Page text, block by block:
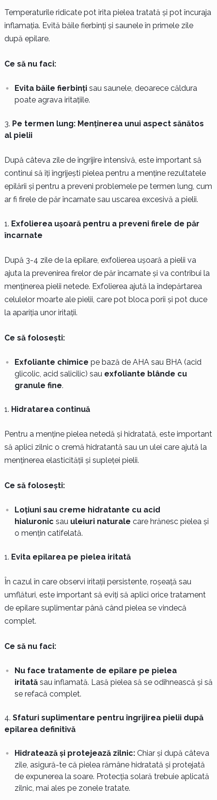
Temperaturile ridicate pot irita pielea tratată și pot încuraja
inflamația. Evită băile fierbinți și saunele în primele zile
după epilare.
Ce să nu faci:
Evita băile fierbințisau saunele, deoarece căldura
poate agrava iritațiile.
Pe termen lung: Menținerea unui aspect sănătos
al pielii
După câteva zile de îngrijire intensivă, este important să
continui să îți îngrijești pielea pentru a menține rezultatele
epilării și pentru a preveni problemele pe termen lung, cum
ar fi firele de păr încarnate sau uscarea excesivă a pielii.
Exfolierea ușoară pentru a preveni firele de păr
încarnate
După 3-4 zile de la epilare, exfolierea ușoară a pielii va
ajuta la prevenirea firelor de păr încarnate și va contribui la
menținerea pielii netede. Exfolierea ajută la îndepărtarea
celulelor moarte ale pielii, care pot bloca porii și pot duce
la apariția unor iritații.
Ce să folosești:
Exfoliante chimice pe bază de AHA sau BHA (acid
glicolic, acid salicilic) sau exfoliante blânde cu
granule fine.
Hidratarea continuă
Pentru a menține pielea netedă și hidratată, este important
să aplici zilnic o cremă hidratantă sau un ulei care ajută la
menținerea elasticității și supleței pielii.
Ce să folosești:
Loțiuni sau creme hidratante cu acid
hialuronic sau uleiuri naturale care hrănesc pielea și
o mențin catifelată.
Evita epilarea pe pielea iritată
În cazul în care observi iritații persistente, roșeață sau
umflături, este important să eviți să aplici orice tratament
de epilare suplimentar până când pielea se vindecă
complet.
Ce să nu faci:
Nu face tratamente de epilare pe pielea
iritatăsau inflamată. Lasă pielea să se odihnească și să
se refacă complet.
Sfaturi suplimentare pentru îngrijirea pielii după
epilarea definitivă
Hidratează și protejează zilnic:Chiar și după câteva
zile, asigură-te că pielea rămâne hidratată și protejată
de expunerea la soare. Protecția solară trebuie aplicată
zilnic, mai ales pe zonele tratate.